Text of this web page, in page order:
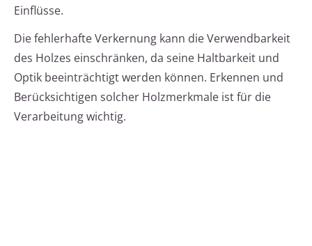
Einflüsse.
Die fehlerhafte Verkernung kann die Verwendbarkeit
des Holzes einschränken, da seine Haltbarkeit und
Optik beeinträchtigt werden können. Erkennen und
Berücksichtigen solcher Holzmerkmale ist für die
Verarbeitung wichtig.